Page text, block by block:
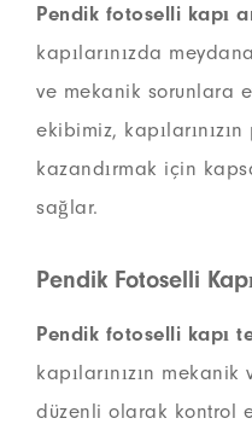
Pendik fotoselli kapı
kapılarınızda
ve mekanik sorunlara
ekibimiz,
kazandırmak için
sağlar.
Pendik Fotoselli
Pendik fotoselli kapı
kapılarınızın
düzenli olarak kontrol